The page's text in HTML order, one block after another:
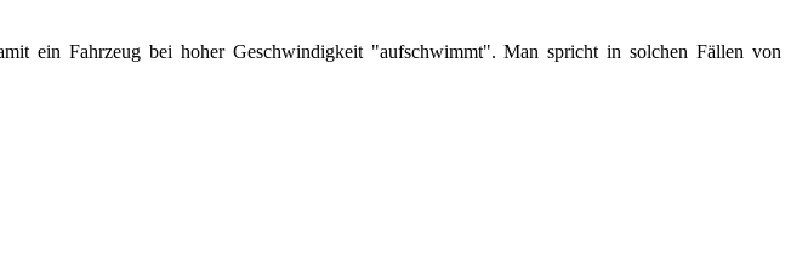
ein Fahrzeug bei hoher Geschwindigkeit "aufschwimmt". Man spricht in solchen Fällen von